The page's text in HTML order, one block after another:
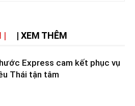
| | XEM THÊM
Express cam kết phục vụ
Thái tận tâm